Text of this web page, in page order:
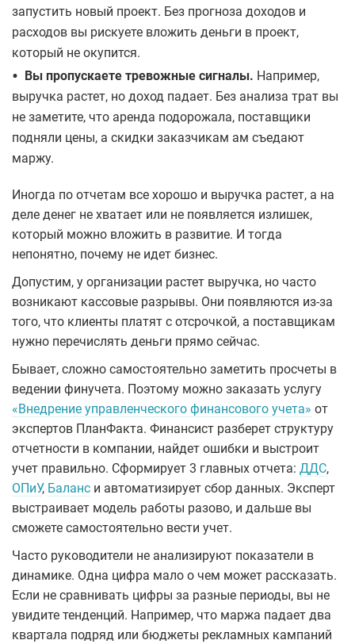
запустить новый проект. Без прогноза доходов и
расходов вы рискуете вложить деньги в проект,
который не окупится.
• Вы пропускаете тревожные сигналы. Например,
выручка растет, но доход падает. Без анализа трат вы
не заметите, что аренда подорожала, поставщики
подняли цены, а скидки заказчикам ам съедают
маржу.
Иногда по отчетам все хорошо и выручка растет, а на
деле денег не хватает или не появляется излишек,
который можно вложить в развитие. И тогда
непонятно, почему не идет бизнес.
Допустим, у организации растет выручка, но часто
возникают кассовые разрывы. Они появляются из-за
того, что клиенты платят с отсрочкой, а поставщикам
нужно перечислять деньги прямо сейчас.
Бывает, сложно самостоятельно заметить просчеты в
ведении финучета. Поэтому можно заказать услугу
«Внедрение управленческого финансового учета» от
экспертов ПланФакта. Финансист разберет структуру
отчетности в компании, найдет ошибки и выстроит
учет правильно. Сформирует 3 главных отчета: ДДС,
ОПиУ, Баланс и автоматизирует сбор данных. Эксперт
выстраивает модель работы разово, и дальше вы
сможете самостоятельно вести учет.
Часто руководители не анализируют показатели в
динамике. Одна цифра мало о чем может рассказать.
Если не сравнивать цифры за разные периоды, вы не
увидите тенденций. Например, что маржа падает два
квартала подряд или бюджеты рекламных кампаний